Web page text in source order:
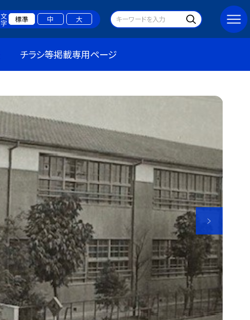
文字 標準 中 大
チラシ等掲載専用ページ